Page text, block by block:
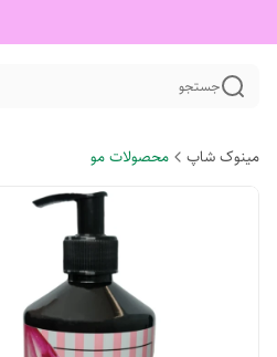
جستجو
مینوک شاپ محصولات مو